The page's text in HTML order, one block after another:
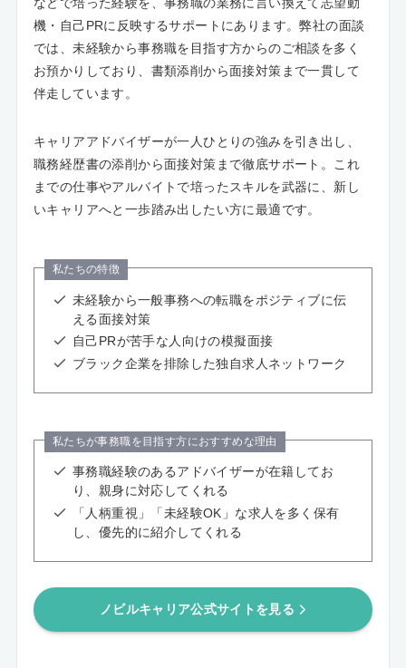
などで培った経験を、事務職の業務に言い換えて志望動
機・自己PRに反映するサポートにあります。弊社の面談
では、未経験から事務職を目指す方からのご相談を多く
お預かりしており、書類添削から面接対策まで一貫して
伴走しています。
キャリアアドバイザーが一人ひとりの強みを引き出し、
職務経歴書の添削から面接対策まで徹底サポート。これ
までの仕事やアルバイトで培ったスキルを武器に、新し
いキャリアへと一歩踏み出したい方に最適です。
私たちの特徴
未経験から一般事務への転職をポジティブに伝
える面接対策
自己PRが苦手な人向けの模擬面接
ブラック企業を排除した独自求人ネットワーク
私たちが事務職を目指す方におすすめな理由
事務職経験のあるアドバイザーが在籍してお
り、親身に対応してくれる
「人柄重視」「未経験OK」な求人を多く保有
し、優先的に紹介してくれる
ノビルキャリア公式サイトを見る